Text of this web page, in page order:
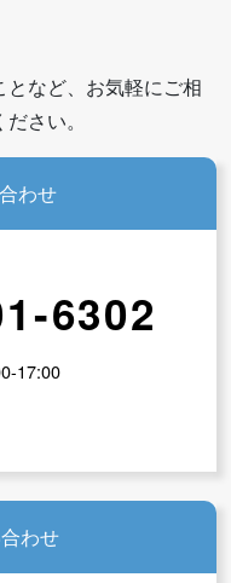
など、お気軽にご相
さい。
わせ
6302
17:00
わせ